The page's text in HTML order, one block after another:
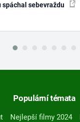
spáchal sebevraždu
Populární témata
Nejlepší filmy 2024